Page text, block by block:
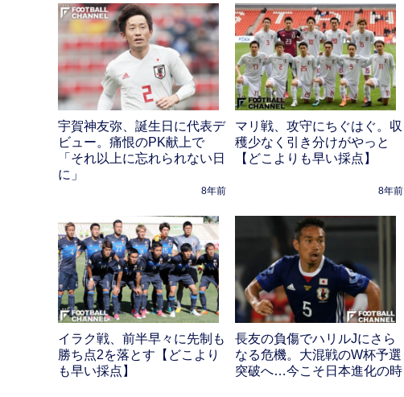
宇賀神友弥、誕生日に代表デ
ビュー。痛恨のPK献上で
「それ以上に忘れられない日
に」
8年前
マリ戦、攻守にちぐはぐ。収
穫少なく引き分けがやっと
【どこよりも早い採点】
8年前
イラク戦、前半早々に先制も
勝ち点2を落とす【どこより
も早い採点】
長友の負傷でハリルJにさら
なる危機。大混戦のW杯予選
突破へ…今こそ日本進化の時